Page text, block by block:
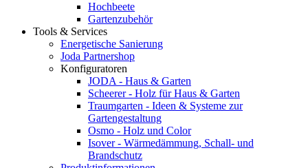
Hochbeete
Gartenzubehör
Tools & Services
Energetische Sanierung
Joda Partnershop
Konfiguratoren
JODA - Haus & Garten
Scheerer - Holz für Haus & Garten
Traumgarten - Ideen & Systeme zur
Gartengestaltung
Osmo - Holz und Color
Isover - Wärmedämmung, Schall- und
Brandschutz